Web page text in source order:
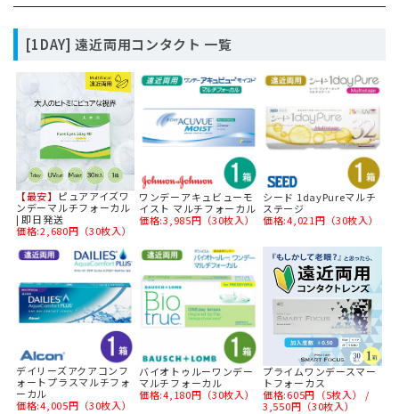
[1DAY] 遠近両用コンタクト 一覧
【最安】ピュアアイズワ
ンデーマルチフォーカル
| 即日発送
価格:2,680円（30枚入）
ワンデーアキュビューモ
イスト マルチフォーカル
価格:3,985円（30枚入）
シード 1dayPureマルチ
ステージ
価格:4,021円（30枚入）
デイリーズアクアコンフ
ォートプラスマルチフォ
ーカル
価格:4,005円（30枚入）
バイオトゥルーワンデー
マルチフォーカル
価格:4,180円（30枚入）
プライムワンデースマー
トフォーカス
価格:605円（5枚入） /
3,550円（30枚入）